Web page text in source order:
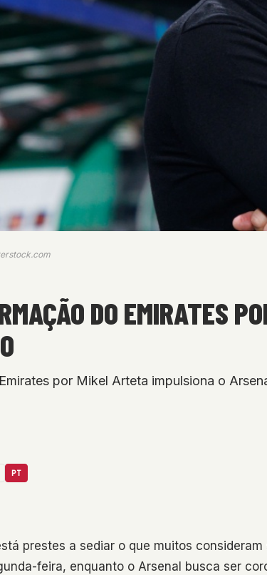
DO EMIRATES
por Mikel Arteta impulsiona o
PT
prestes a sediar o que muitos
feira, enquanto o Arsenal busca ser